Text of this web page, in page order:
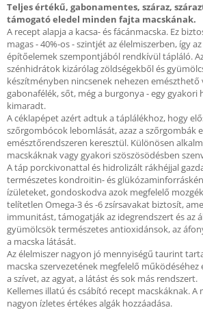
Teljes értékű, gabonamentes, száraz,
támogató eledel minden fajta macskának.
A recept alapja a kacsa- és fácánmacska. Ez
magas - 40%-os - szintjét az élelmiszerben, így
építőelemek szempontjából rendkívül tápláló.
szénhidrátok kizárólag zöldségekből és
készítményben nincsenek nehezen emészthető
gabonafélék, sőt, még a burgonya - egy gyakori
kimaradt.
A céklapépet azért adtuk a táplálékhoz, hogy
szőrgombócok lebomlását, azaz a szőrgombák
emésztőrendszeren keresztül. Különösen
macskáknak vagy gyakori szöszösödésben
A táp porckivonattal és hidrolizált rákhéjjal
természetes kondroitin- és
ízületeket, gondoskodva azok megfelelő
telítetlen Omega-3 és -6 zsírsavakat biztosít,
immunitást, támogatják az idegrendszert és az
gyümölcsök természetes antioxidánsok, az
a macska látását.
Az élelmiszer nagyon jó mennyiségű taurint
macska szervezetének megfelelő
a szívet, az agyat, a látást és sok más rendszert.
Kellemes illatú és csábító recept macskáknak. A
nagyon ízletes értékes algák hozzáadása.